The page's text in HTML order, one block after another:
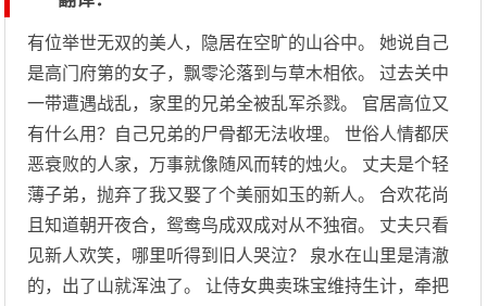
有位举世无双的美人，隐居在空旷的山谷中。 她说自己
是高门府第的女子，飘零沦落到与草木相依。 过去关中
一带遭遇战乱，家里的兄弟全被乱军杀戮。 官居高位又
有什么用？自己兄弟的尸骨都无法收埋。 世俗人情都厌
恶衰败的人家，万事就像随风而转的烛火。 丈夫是个轻
薄子弟，抛弃了我又娶了个美丽如玉的新人。 合欢花尚
且知道朝开夜合，鸳鸯鸟成双成对从不独宿。 丈夫只看
见新人欢笑，哪里听得到旧人哭泣？ 泉水在山里是清澈
的，出了山就浑浊了。 让侍女典卖珠宝维持生计，牵把